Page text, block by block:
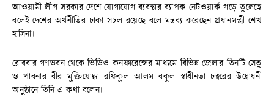
আওয়ামী লীগ সরকার দেশে যোগাযোগ ব্যবস্থার ব্যাপক নেটওয়ার্ক গড়ে তুলেছে
বলেই দেশের অর্থনীতির চাকা সচল রয়েছে বলে মন্তব্য করেছেন প্রধানমন্ত্রী শেখ
হাসিনা।
রোববার গণভবন থেকে ভিডিও কনফারেন্সের মাধ্যমে বিভিন্ন জেলার তিনটি সেতু
ও পাবনার বীর মুক্তিযোদ্ধা রফিকুল আলম বকুল স্বাধীনতা চত্বরের উদ্বোধনী
অনুষ্ঠানে তিনি এ কথা বলেন।